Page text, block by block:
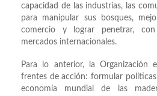
capacidad de las industrias, las
para manipular sus bosques,
comercio y lograr penetrar, con
mercados internacionales.
Para lo anterior, la Organización
frentes de acción: formular
economía mundial de las